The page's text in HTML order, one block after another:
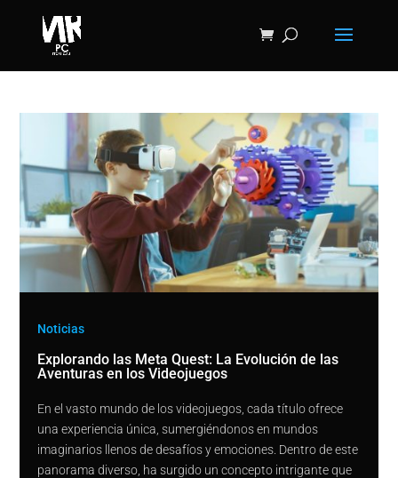
Noticias
Explorando las Meta Quest: La Evolución de las
Aventuras en los Videojuegos
En el vasto mundo de los videojuegos, cada título ofrece
una experiencia única, sumergiéndonos en mundos
imaginarios llenos de desafíos y emociones. Dentro de este
panorama diverso, ha surgido un concepto intrigante que